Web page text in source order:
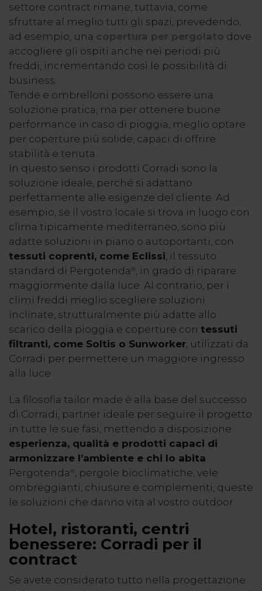
settore contract rimane, tuttavia, come
sfruttare al meglio tutti gli spazi, prevedendo,
ad esempio, una copertura per pergolato dove
accogliere gli ospiti anche nei periodi più
freddi, incrementando così le possibilità di
business.
Tende e ombrelloni possono essere una
soluzione pratica, ma per ottenere buone
performance in caso di pioggia, meglio optare
per coperture più solide, capaci di offrire
stabilità e tenuta.
In questo senso i prodotti Corradi sono la
soluzione ideale, perché si adattano
perfettamente alle esigenze del cliente. Ad
esempio, se il vostro locale si trova in luogo con
clima tipicamente mediterraneo, sono più
adatte soluzioni in piano o autoportanti, con
tessuti coprenti, come Eclissi , il tessuto
standard di Pergotenda ®
, in grado di riparare
maggiormente dalla luce. Al contrario, per i
climi freddi meglio scegliere soluzioni
inclinate, strutturalmente più adatte allo
scarico della pioggia e coperture con tessuti
filtranti, come Soltis o Sunworker , utilizzati da
Corradi per permettere un maggiore ingresso
alla luce.
La filosofia tailor made è alla base del successo
di Corradi, partner ideale per seguire il progetto
in tutte le sue fasi, mettendo a disposizione
esperienza, qualità e prodotti capaci di
armonizzare l’ambiente e chi lo abita:
Pergotenda ®
, pergole bioclimatiche, vele
ombreggianti, chiusure e complementi, queste
le soluzioni che danno vita al vostro outdoor.
Hotel, ristoranti, centri
benessere: Corradi per il
contract
Se avete considerato tutto nella progettazione